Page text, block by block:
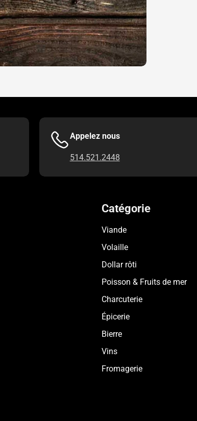
Appelez nous
514.521.2448
Catégorie
Viande
Volaille
Dollar rôti
Poisson & Fruits de mer
Charcuterie
Épicerie
Bierre
Vins
Fromagerie